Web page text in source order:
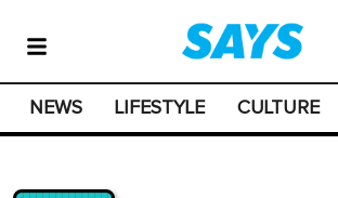
NEWS LIFESTYLE CULTURE